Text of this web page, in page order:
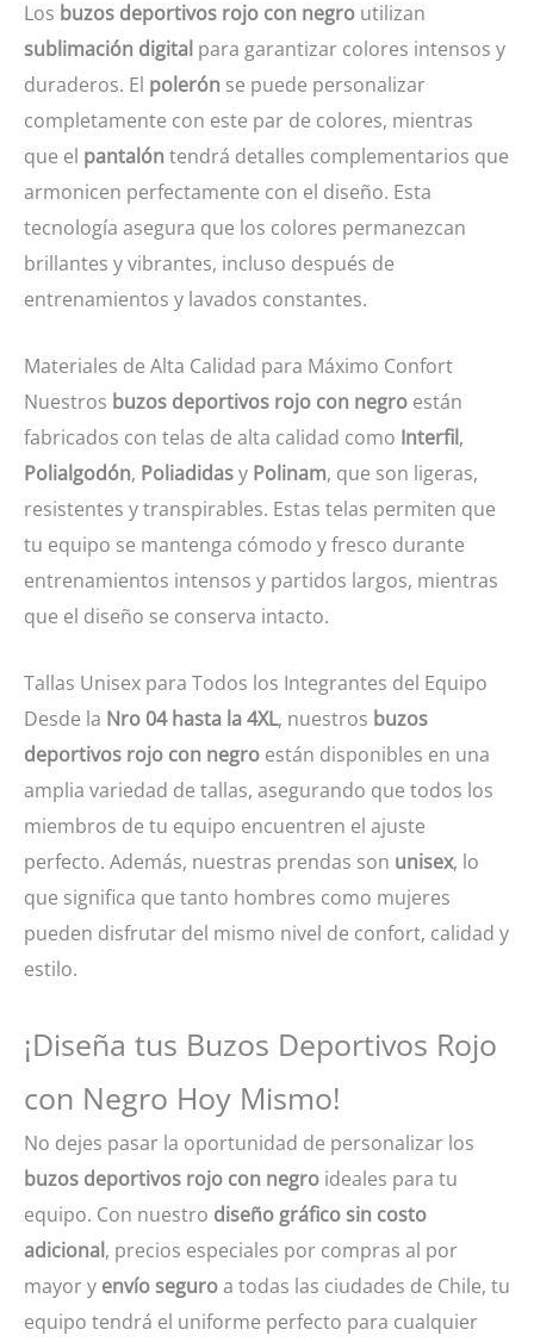
Los buzos deportivos rojo con negro utilizan
sublimación digital para garantizar colores intensos y
duraderos. El polerón se puede personalizar
completamente con este par de colores, mientras
que el pantalón tendrá detalles complementarios que
armonicen perfectamente con el diseño. Esta
tecnología asegura que los colores permanezcan
brillantes y vibrantes, incluso después de
entrenamientos y lavados constantes.
Materiales de Alta Calidad para Máximo Confort
Nuestros buzos deportivos rojo con negro están
fabricados con telas de alta calidad como Interfil,
Polialgodón, Poliadidasy Polinam, que son ligeras,
resistentes y transpirables. Estas telas permiten que
tu equipo se mantenga cómodo y fresco durante
entrenamientos intensos y partidos largos, mientras
que el diseño se conserva intacto.
Tallas Unisex para Todos los Integrantes del Equipo
Desde la Nro 04 hasta la 4XL, nuestros buzos
deportivos rojo con negro están disponibles en una
amplia variedad de tallas, asegurando que todos los
miembros de tu equipo encuentren el ajuste
perfecto. Además, nuestras prendas son unisex, lo
que significa que tanto hombres como mujeres
pueden disfrutar del mismo nivel de confort, calidad y
estilo.
¡Diseña tus Buzos Deportivos Rojo
con Negro Hoy Mismo!
No dejes pasar la oportunidad de personalizar los
buzos deportivos rojo con negro ideales para tu
equipo. Con nuestro diseño gráfico sin costo
adicional, precios especiales por compras al por
mayor y envío seguroa todas las ciudades de Chile, tu
equipo tendrá el uniforme perfecto para cualquier